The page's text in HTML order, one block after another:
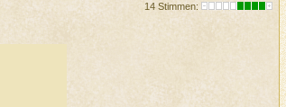
14 Stimmen: